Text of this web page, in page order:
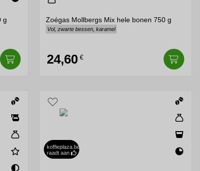
g Zoégas Mollbergs Mix hele bonen 750 g
Vol, zwarte bessen, karamel
24,60 €
koffieplaza.be
raadt aan